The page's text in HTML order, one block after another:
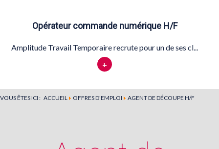
Opérateur commande numérique H/F
Amplitude Travail Temporaire recrute pour un de ses cl...
+
VOUS ÊTES ICI : ACCUEIL OFFRES D'EMPLOI AGENT DE DÉCOUPE H/F